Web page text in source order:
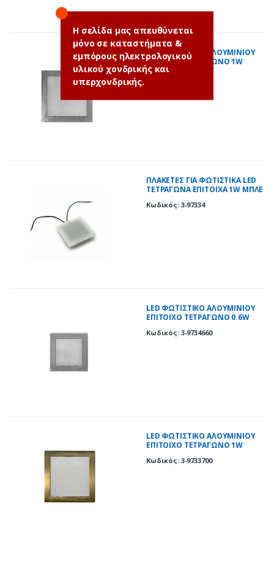
LED ΦΩΤΙΣΤΙΚΟ ΑΛΟΥΜΙΝΙΟΥ
ΕΠΙΤΟΙΧΟ TETΡΑΓΩΝΟ 1W
ΜΠΛΕ ΣΑΤΙΝΕ
Κωδικός: 3-9733664
ΠΛΑΚΕΤΕΣ ΓΙΑ ΦΩΤΙΣΤΙΚΑ LED
ΤΕΤΡΑΓΩΝΑ ΕΠΙΤΟΙΧΑ 1W ΜΠΛΕ
Κωδικός: 3-97334
LED ΦΩΤΙΣΤΙΚΟ ΑΛΟΥΜΙΝΙΟΥ
ΕΠΙΤΟΙΧΟ TETΡΑΓΩΝΟ 0.6W
Κωδικός: 3-9734660
LED ΦΩΤΙΣΤΙΚΟ ΑΛΟΥΜΙΝΙΟΥ
ΕΠΙΤΟΙΧΟ TETΡΑΓΩΝΟ 1W
Κωδικός: 3-9733700
Η σελίδα μας απευθύνεται
μόνο σε καταστήματα &
εμπόρους ηλεκτρολογικού
υλικού χονδρικής και
υπερχονδρικής.